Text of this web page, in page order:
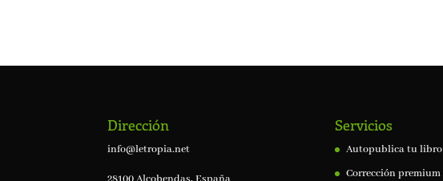
Dirección
info@letropia.net
Servicios
Autopublica tu libro
Corrección premium